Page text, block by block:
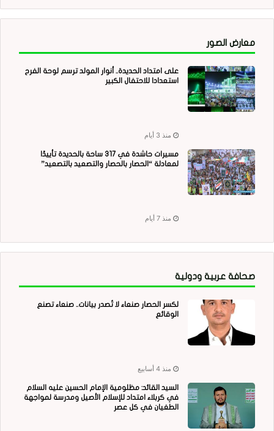
معارض الصور
على امتداد الحديدة.. أنوار المولد ترسم لوحة الفرح
استعدادا للاحتفال الكبير
منذ 3 أيام
مسيرات حاشدة في 317 ساحة بالحديدة تأييدًا
لمعادلة “الحصار بالحصار والتصعيد بالتصعيد”
منذ 7 أيام
صحافة عربية ودولية
لكسر الحصار صنعاء لا تُصدر بيانات.. صنعاء تصنع
الوقائع
منذ 4 أسابيع
السيد القائد: مظلومية الإمام الحسين عليه السلام
في كربلاء امتداد للإسلام الأصيل ومدرسة لمواجهة
الطغيان في كل عصر